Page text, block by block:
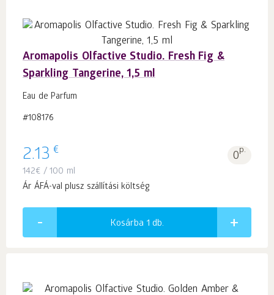
Aromapolis Olfactive Studio. Fresh Fig &
Sparkling Tangerine, 1,5 ml
Eau de Parfum
#108176
2.13 € 0p.
142€ / 100 ml
Ár ÁFÁ-val plusz szállítási költség
Kosárba 1 db.